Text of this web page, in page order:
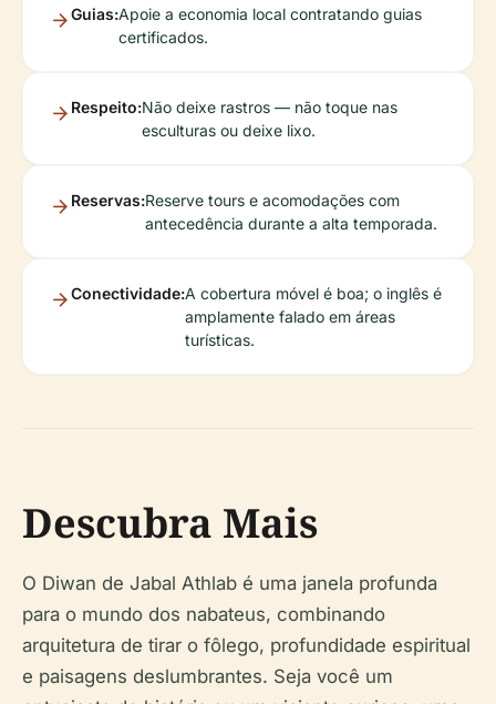
Guias:Apoie a economia local contratando guias
certificados.
Respeito:Não deixe rastros — não toque nas
esculturas ou deixe lixo.
Reservas:Reserve tours e acomodações com
antecedência durante a alta temporada.
Conectividade:A cobertura móvel é boa; o inglês é
amplamente falado em áreas
turísticas.
Descubra Mais
O Diwan de Jabal Athlab é uma janela profunda
para o mundo dos nabateus, combinando
arquitetura de tirar o fôlego, profundidade espiritual
e paisagens deslumbrantes. Seja você um